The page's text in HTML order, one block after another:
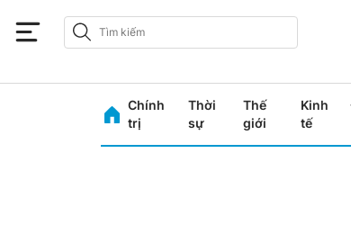
Chính
trị
Thời
sự
Thế
giới
Kinh
tế